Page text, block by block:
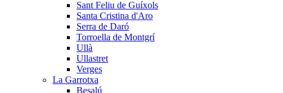
Sant Feliu de Guíxols
Santa Cristina d'Aro
Serra de Daró
Torroella de Montgrí
Ullà
Ullastret
Verges
La Garrotxa
Besalú